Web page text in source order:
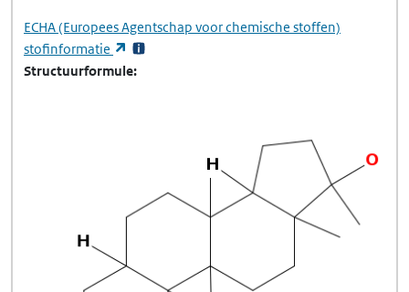
ECHA(Europees Agentschap voor chemische stoffen)
stofinformatie
(opent in een nieuw tabblad)
Structuurformule